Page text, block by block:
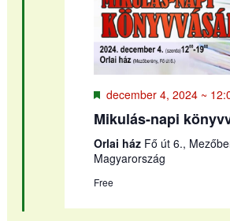
Kiemelt
december 4, 2024 ~
Mikulás-napi
Orlai ház Fő út 6.,
Magyarország
Free